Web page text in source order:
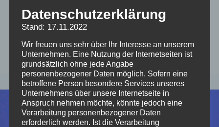
Schneekönigin
Datenschutzerklärung
Stand: 17.11.2022
Wir freuen uns sehr über Ihr Interesse an unserem
Unternehmen. Eine Nutzung der Internetseiten ist
grundsätzlich ohne jede Angabe
personenbezogener Daten möglich. Sofern eine
betroffene Person besondere Services unseres
Unternehmens über unsere Internetseite in
Anspruch nehmen möchte, könnte jedoch eine
Verarbeitung personenbezogener Daten
erforderlich werden. Ist die Verarbeitung